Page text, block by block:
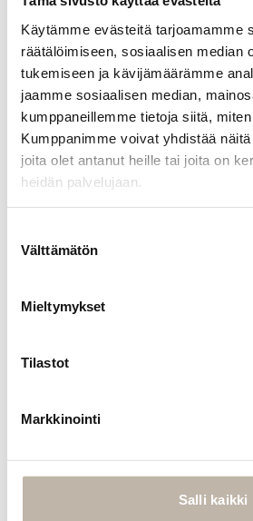
Käytämme evästeitä tarjoamamme
räätälöimiseen, sosiaalisen median
tukemiseen ja kävijämäärämme
jaamme sosiaalisen median,
kumppaneillemme tietoja siitä,
Kumppanimme voivat yhdistää
joita olet antanut heille tai joita on
heidän palvelujaan.
valinta
Välttämätön
Mieltymykset
Tilastot
Markkinointi
Salli kaikki
INFO
Yhteystiedot